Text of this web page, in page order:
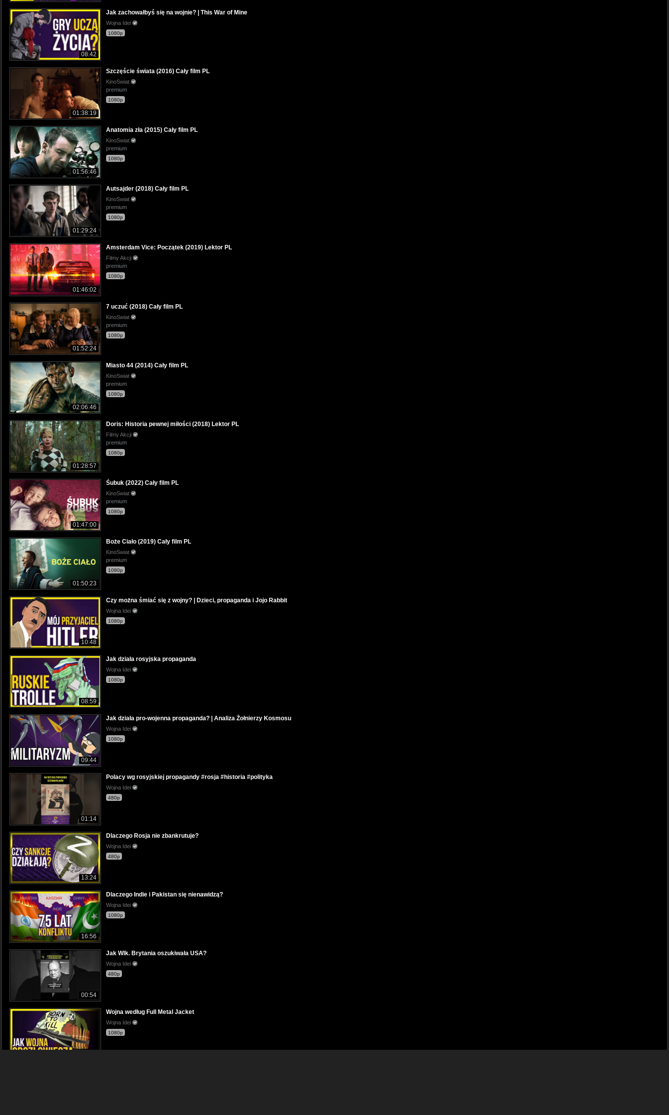
08:42
Jak zachowałbyś się na wojnie? | This War of Mine
Wojna Idei
1080p
01:38:19
Szczęście świata (2016) Cały film PL
KinoSwiat
premium
1080p
01:56:46
Anatomia zła (2015) Cały film PL
KinoSwiat
premium
1080p
01:29:24
Autsajder (2018) Cały film PL
KinoSwiat
premium
1080p
01:46:02
Amsterdam Vice: Początek (2019) Lektor PL
Filmy Akcji
premium
1080p
01:52:24
7 uczuć (2018) Cały film PL
KinoSwiat
premium
1080p
02:06:46
Miasto 44 (2014) Cały film PL
KinoSwiat
premium
1080p
01:28:57
Doris: Historia pewnej miłości (2018) Lektor PL
Filmy Akcji
premium
1080p
01:47:00
Śubuk (2022) Cały film PL
KinoSwiat
premium
1080p
01:50:23
Boże Ciało (2019) Cały film PL
KinoSwiat
premium
1080p
10:48
Czy można śmiać się z wojny? | Dzieci, propaganda i Jojo Rabbit
Wojna Idei
1080p
08:59
Jak działa rosyjska propaganda
Wojna Idei
1080p
09:44
Jak działa pro-wojenna propaganda? | Analiza Żołnierzy Kosmosu
Wojna Idei
1080p
01:14
Polacy wg rosyjskiej propagandy #rosja #historia #polityka
Wojna Idei
480p
13:24
Dlaczego Rosja nie zbankrutuje?
Wojna Idei
480p
16:56
Dlaczego Indie i Pakistan się nienawidzą?
Wojna Idei
1080p
00:54
Jak Wlk. Brytania oszukiwała USA?
Wojna Idei
480p
Wojna według Full Metal Jacket
Wojna Idei
1080p